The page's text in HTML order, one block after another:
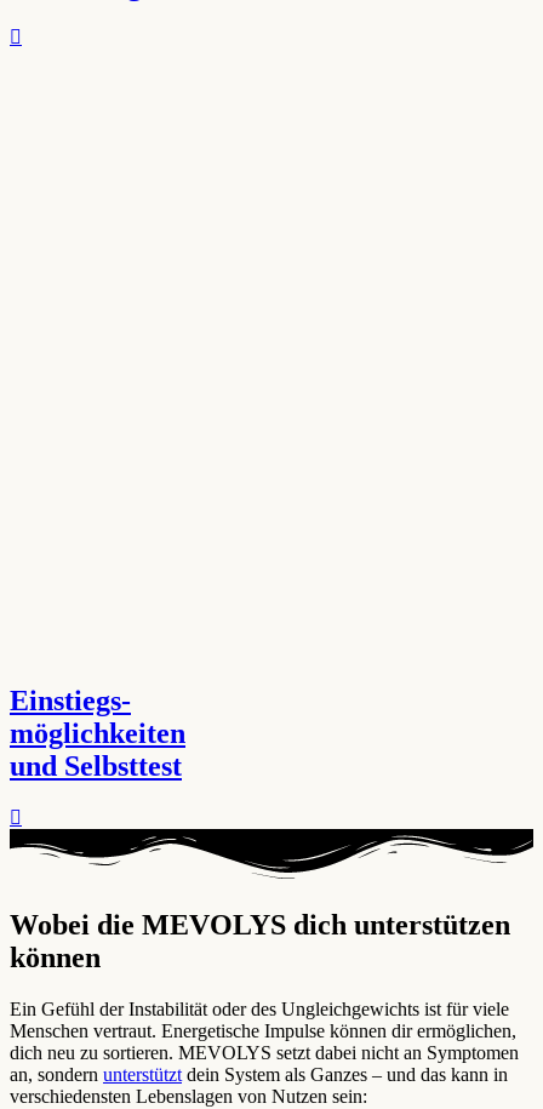
Einstiegs-
möglichkeiten
und Selbsttest
Wobei die MEVOLYS dich unterstützen
können ​
Ein Gefühl der Instabilität oder des Ungleichgewichts ist für viele
Menschen vertraut. Energetische Impulse können dir ermöglichen,
dich neu zu sortieren. MEVOLYS setzt dabei nicht an Symptomen
an, sondern unterstützt dein System als Ganzes – und das kann in
verschiedensten Lebenslagen von Nutzen sein: